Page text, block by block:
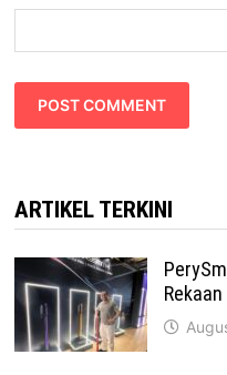
ARTIKEL TERKINI